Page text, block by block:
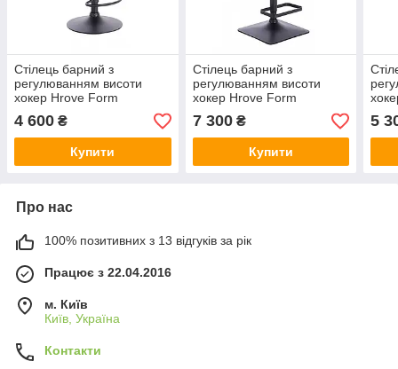
Стілець барний з
регулюванням висоти
хокер Hrove Form
HR931W синій велюр
чорна основа
4 600 ₴
Купити
Стілець барний з
регулюванням висоти
хокер Hrove Form
HR212W верес велюр
чорна основа
7 300₴
Купити
5
Про нас
100% позитивних з 13 відгуків за рік
Працює з 22.04.2016
м. Київ
Київ, Україна
Контакти